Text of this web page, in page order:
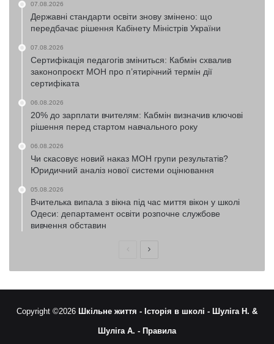
07.08.2026
Державні стандарти освіти знову змінено: що
передбачає рішення Кабінету Міністрів України
07.08.2026
Сертифікація педагогів зміниться: Кабмін схвалив
законопроєкт МОН про п’ятирічний термін дії
сертифіката
06.08.2026
20% до зарплати вчителям: Кабмін визначив ключові
рішення перед стартом навчального року
06.08.2026
Чи скасовує новий наказ МОН групи результатів?
Юридичний аналіз нової системи оцінювання
05.08.2026
Вчителька випала з вікна під час миття вікон у школі
Одеси: департамент освіти розпочне службове
вивчення обставин
ПопередняНаступна
Copyright ©2026 Шкільне життя - Історія в школі - Шуліга Н. &
Шуліга А. - Правила